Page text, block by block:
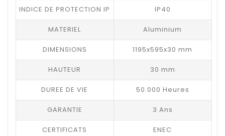
INDICE DE PROTECTION IP IP40
MATERIEL Aluminium
DIMENSIONS 1195x595x30 mm
HAUTEUR 30 mm
DUREE DE VIE 50.000 Heures
GARANTIE 3 Ans
CERTIFICATS ENEC